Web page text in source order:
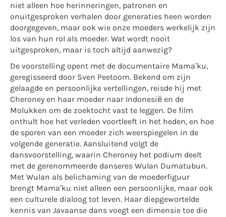
niet alleen hoe herinneringen, patronen en
onuitgesproken verhalen door generaties heen worden
doorgegeven, maar ook wie onze moeders werkelijk zijn
los van hun rol als moeder. Wat wordt nooit
uitgesproken, maar is toch altijd aanwezig?
De voorstelling opent met de documentaire Mama’ku,
geregisseerd door Sven Peetoom. Bekend om zijn
gelaagde en persoonlijke vertellingen, reisde hij met
Cheroney en haar moeder naar Indonesië en de
Molukken om de zoektocht vast te leggen. De film
onthult hoe het verleden voortleeft in het heden, en hoe
de sporen van een moeder zich weerspiegelen in de
volgende generatie. Aansluitend volgt de
dansvoorstelling, waarin Cheroney het podium deelt
met de gerenommeerde danseres Wulan Dumatubun.
Met Wulan als belichaming van de moederfiguur
brengt Mama’ku niet alleen een persoonlijke, maar ook
een culturele dialoog tot leven. Haar diepgewortelde
kennis van Javaanse dans voegt een dimensie toe die